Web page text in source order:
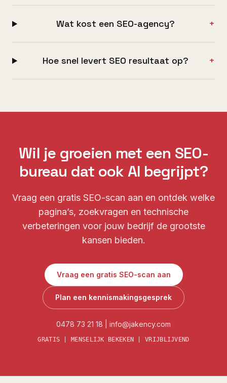
Wat kost een SEO-agency? +
Hoe snel levert SEO resultaat op? +
Wil je groeien met een SEO-
bureau dat ook AI begrijpt?
Vraag een gratis SEO-scan aan en ontdek welke
pagina’s, zoekvragen en technische
verbeteringen voor jouw bedrijf de grootste
kansen bieden.
Vraag een gratis SEO-scan aan
Plan een kennismakingsgesprek
0478 73 21 18 info@jakency.com
GRATIS | MENSELIJK BEKEKEN | VRIJBLIJVEND